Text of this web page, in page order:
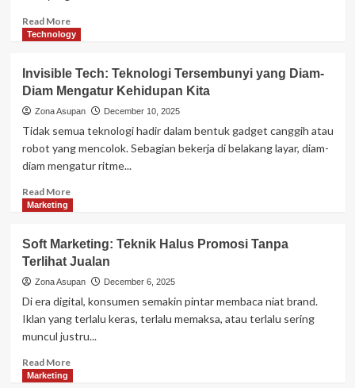
Era
Biaya
Tinggi
Read MoreRead
more
Mikro
Kota:
Tren
Properti
Mengubah
Cara
Muda
Tinggal
Technology
Invisible Tech: Teknologi Tersembunyi yang Diam-
Diam Mengatur Kehidupan Kita
Zona Asupan December 10, 2025
Tidak semua teknologi hadir dalam bentuk gadget canggih atau
robot yang mencolok. Sebagian bekerja di belakang layar, diam-
diam mengatur ritme...
Read MoreRead
Tech:
Teknologi
Tersembunyi
yang
Diam-
Diam
Mengatur
Kita
Marketing
Soft Marketing: Teknik Halus Promosi Tanpa
Terlihat Jualan
Zona Asupan December 6, 2025
Di era digital, konsumen semakin pintar membaca niat brand.
Iklan yang terlalu keras, terlalu memaksa, atau terlalu sering
muncul justru...
Read MoreRead
Marketing